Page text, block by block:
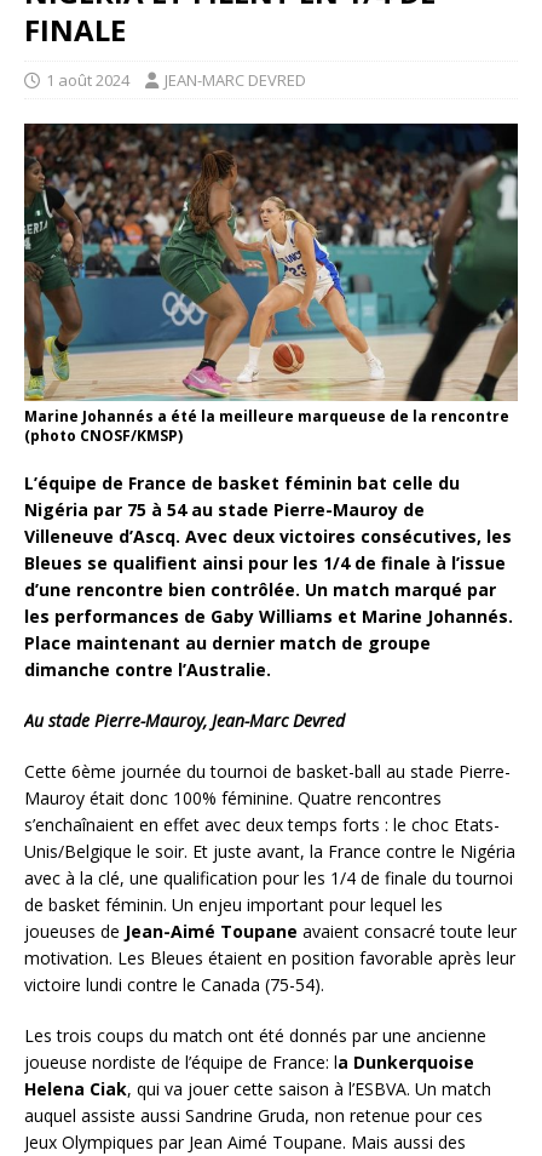
FINALE
1 août 2024 JEAN-MARC DEVRED
Marine Johannés a été la meilleure marqueuse de la rencontre
(photo CNOSF/KMSP)
L’équipe de France de basket féminin bat celle du
Nigéria par 75 à 54 au stade Pierre-Mauroy de
Villeneuve d’Ascq. Avec deux victoires consécutives, les
Bleues se qualifient ainsi pour les 1/4 de finale à l’issue
d’une rencontre bien contrôlée. Un match marqué par
les performances de Gaby Williams et Marine Johannés.
Place maintenant au dernier match de groupe
dimanche contre l’Australie.
Au stade Pierre-Mauroy, Jean-Marc Devred
Cette 6ème journée du tournoi de basket-ball au stade Pierre-
Mauroy était donc 100% féminine. Quatre rencontres
s’enchaînaient en effet avec deux temps forts : le choc Etats-
Unis/Belgique le soir. Et juste avant, la France contre le Nigéria
avec à la clé, une qualification pour les 1/4 de finale du tournoi
de basket féminin. Un enjeu important pour lequel les
joueuses de Jean-Aimé Toupane avaient consacré toute leur
motivation. Les Bleues étaient en position favorable après leur
victoire lundi contre le Canada (75-54).
Les trois coups du match ont été donnés par une ancienne
joueuse nordiste de l’équipe de France: la Dunkerquoise
Helena Ciak, qui va jouer cette saison à l’ESBVA. Un match
auquel assiste aussi Sandrine Gruda, non retenue pour ces
Jeux Olympiques par Jean Aimé Toupane. Mais aussi des